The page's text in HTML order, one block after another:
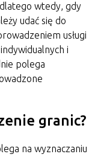
dlatego wtedy, gdy
udać się do
usługi
i
polega
granic?
na wyznaczaniu